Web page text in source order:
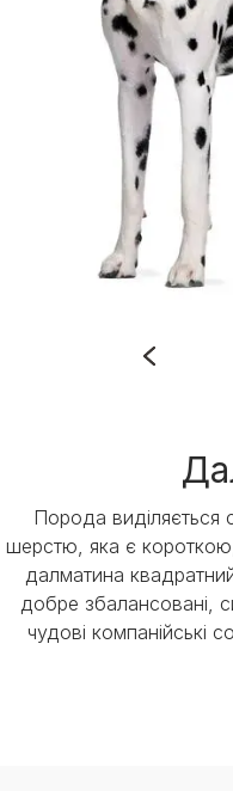
Порода
шерстю, яка є
далматина
добре збалансовані,
чудові компанійські